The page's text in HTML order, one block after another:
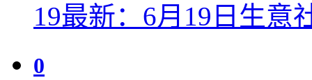
19最新：6月19日生意
0